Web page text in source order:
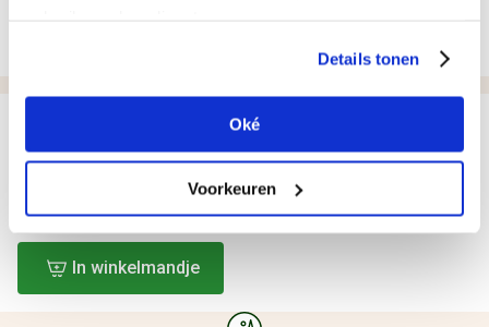
Details tonen
Oké
Voorkeuren
13
Vaderdagcadeau naar keuze
Diverse locaties in Nederland & België
Laat papa zelf zijn Vaderdagcadeau kiezen!
Vanaf 5,-per persoon
In winkelmandje